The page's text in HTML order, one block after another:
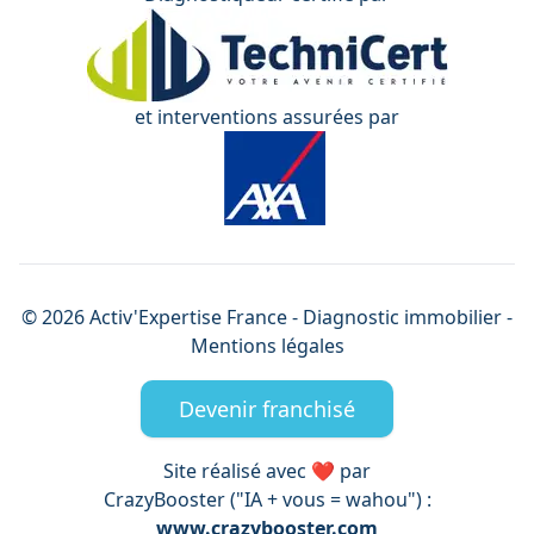
et interventions assurées par
©2026Activ'Expertise France- Diagnostic immobilier -
Mentions légales
Devenir franchisé
Site réalisé avec ❤️ par
CrazyBooster ("IA + vous = wahou") :
www.crazybooster.com